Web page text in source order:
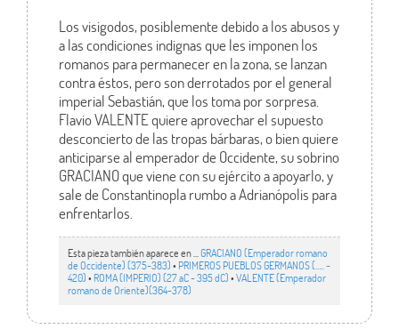
Los visigodos, posiblemente debido a los abusos y
a las condiciones indignas que les imponen los
romanos para permanecer en la zona, se lanzan
contra éstos, pero son derrotados por el general
imperial Sebastián, que los toma por sorpresa.
Flavio VALENTE quiere aprovechar el supuesto
desconcierto de las tropas bárbaras, o bien quiere
anticiparse al emperador de Occidente, su sobrino
GRACIANO que viene con su ejército a apoyarlo, y
sale de Constantinopla rumbo a Adrianópolis para
enfrentarlos.
Esta pieza también aparece en ... GRACIANO (Emperador romano
de Occidente) (375-383)• PRIMEROS PUEBLOS GERMANOS (….. -
420)• ROMA (IMPERIO) (27 aC - 395 dC)•VALENTE (Emperador
romano de Oriente)(364-378)